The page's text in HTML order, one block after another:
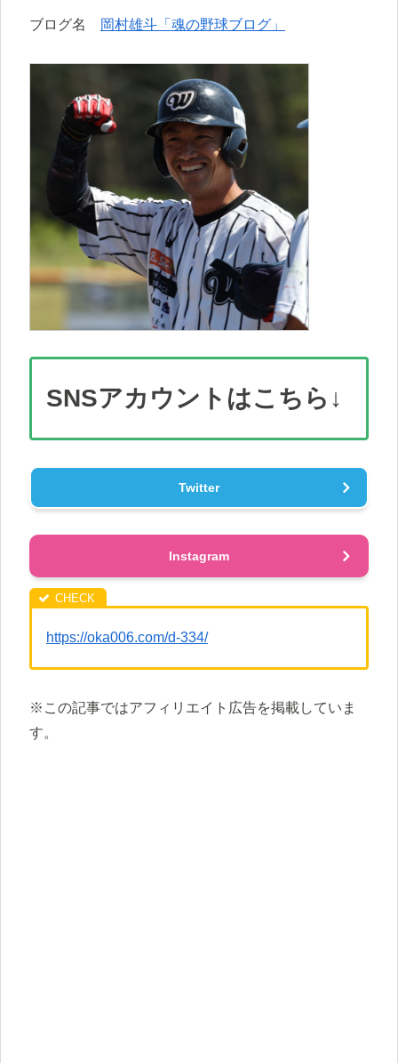
ブログ名 岡村雄斗「魂の野球ブログ」
SNSアカウント はこちら↓
Twitter
Instagram
https://oka006.com/d-334/
※この記事ではアフィリエイト広告を掲載していま
す。